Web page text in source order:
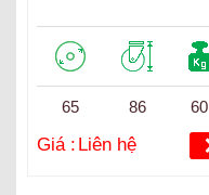
65 86 60
Giá : Liên hệ